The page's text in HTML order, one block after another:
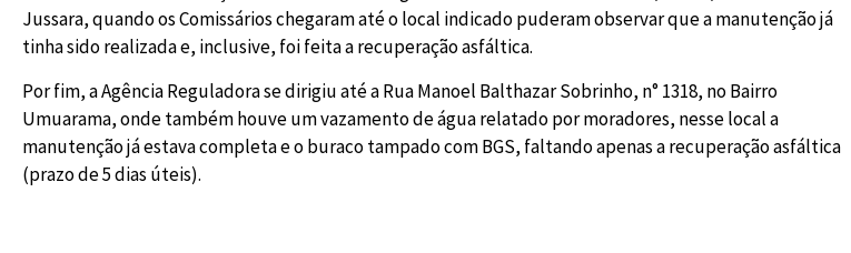
Jussara, quando os Comissários chegaram até o local indicado puderam observar que a manutenção já
tinha sido realizada e, inclusive, foi feita a recuperação asfáltica.
Por fim, a Agência Reguladora se dirigiu até a Rua Manoel Balthazar Sobrinho, n° 1318, no Bairro
Umuarama, onde também houve um vazamento de água relatado por moradores, nesse local a
manutenção já estava completa e o buraco tampado com BGS, faltando apenas a recuperação asfáltica
(prazo de 5 dias úteis).